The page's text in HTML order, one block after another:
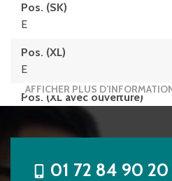
Pos. (SK)
E
Pos. (XL)
E
Pos. (XL avec ouverture)
Pos. (XL avec semelles)
AFFICHER PLUS
01 72 84 90 20